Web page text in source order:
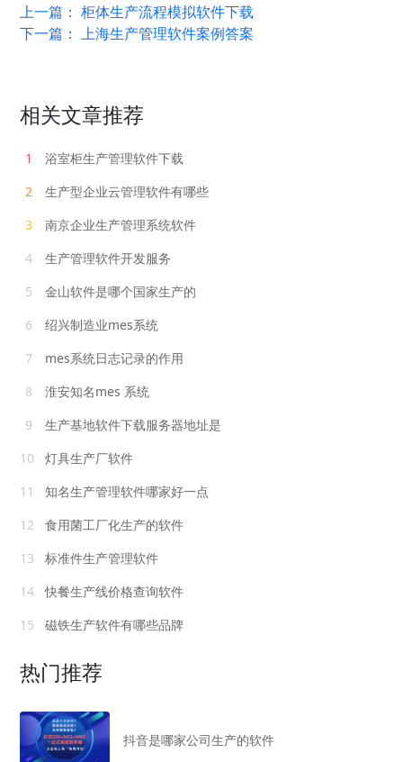
上一篇：柜体生产流程模拟软件下载
下一篇：上海生产管理软件案例答案
相关文章推荐
1
浴室柜生产管理软件下载
2
生产型企业云管理软件有哪些
3
南京企业生产管理系统软件
4
生产管理软件开发服务
5
金山软件是哪个国家生产的
6
绍兴制造业mes系统
7
mes系统日志记录的作用
8
淮安知名mes 系统
9
生产基地软件下载服务器地址是
10
灯具生产厂软件
11
知名生产管理软件哪家好一点
12
食用菌工厂化生产的软件
13
标准件生产管理软件
14 快餐生产线价格查询软件
15
磁铁生产软件有哪些品牌
热门推荐
抖音是哪家公司生产的软件